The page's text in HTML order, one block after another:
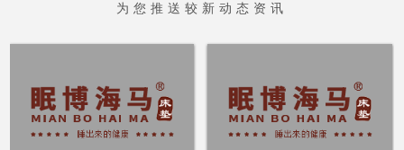
为您推送较新动态资讯